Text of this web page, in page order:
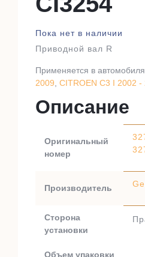
Пока нет в наличии
Приводной вал R
Применяется в
2009 CITROEN C3 I 2002 -
Описание
Оригинальный
номер
Производитель
Сторона
установки
Объем упаковки